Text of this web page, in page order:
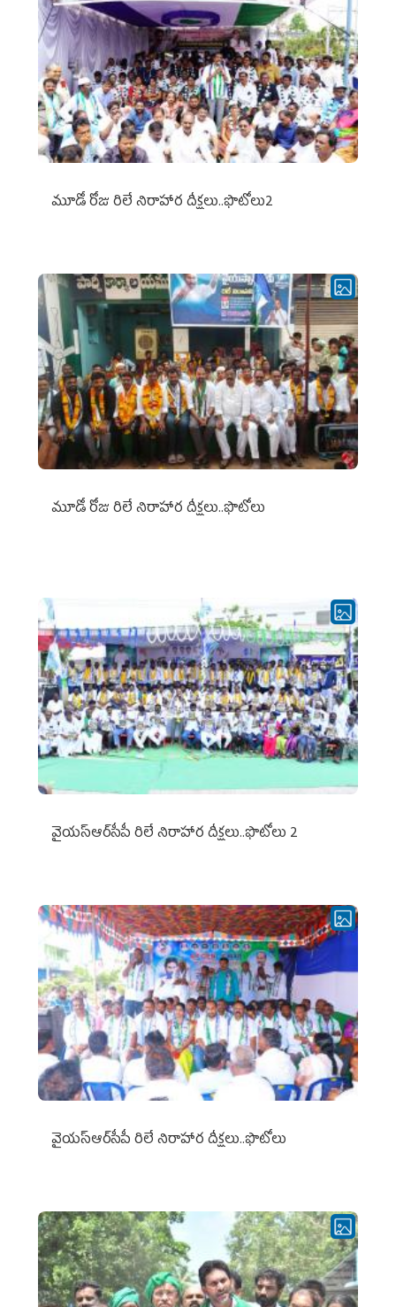
మూడో రోజు రిలే నిరాహార దీక్షలు..ఫొటోలు2
మూడో రోజు రిలే నిరాహార దీక్షలు..ఫొటోలు
వైయ‌స్ఆర్‌సీపీ రిలే నిరాహార దీక్షలు..ఫొటోలు 2
వైయ‌స్ఆర్‌సీపీ రిలే నిరాహార దీక్షలు..ఫొటోలు